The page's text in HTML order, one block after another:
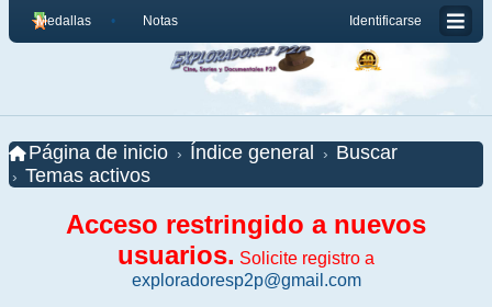
Identificarse
Medallas Notas
Página de inicio Índice general
Buscar
Temas activos
Acceso restringido a nuevos
usuarios. Solicite registro a
exploradoresp2p@gmail.com